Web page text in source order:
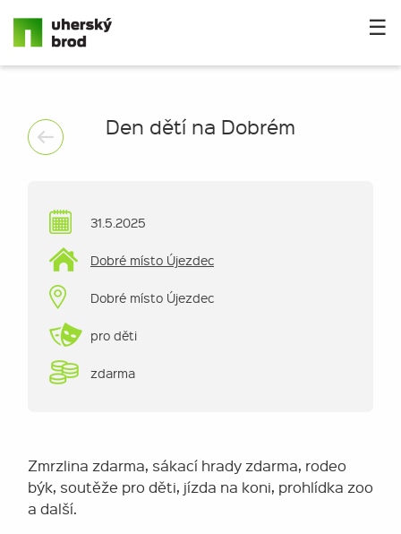
☰
Den dětí na Dobrém
31.5.2025
Dobré místo Újezdec
Dobré místo Újezdec
pro děti
zdarma
Zmrzlina zdarma, sákací hrady zdarma, rodeo
býk, soutěže pro děti, jízda na koni, prohlídka zoo
a další.